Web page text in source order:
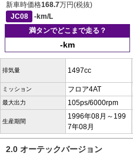
新車時価格168.7万円(税抜)
JC08
-km/L
満タンでどこまで走る？
-km
排気量 1497cc
ミッション フロア4AT
最大出力 105ps/6000rpm
生産期間
1996年08月～199
7年08月
2.0 オーテックバージョン